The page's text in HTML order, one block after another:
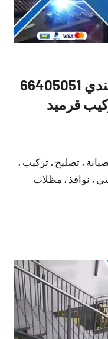
حداد العارضية الصناعية هندي 66405051
قرميد
، تصليح ، تركيب ،
، نوافذ ، مظلات